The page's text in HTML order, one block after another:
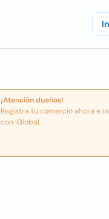
¡Atención dueños!
Registra tu comercio ahora e
con iGlobal.